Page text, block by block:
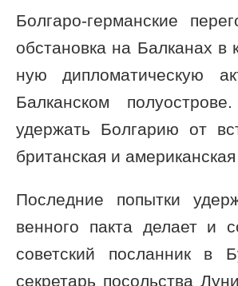
Болгаро-германские
обстановка на Балканах
ную дипломатическую
Балканском
удержать Болгарию от
британская и
Последние попытки
венного пакта делает и
советский посланник в
секретарь посольства